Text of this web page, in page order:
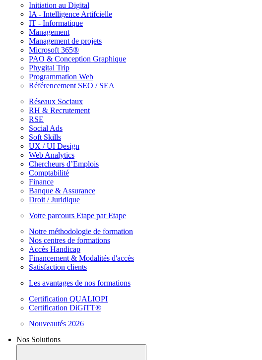
Initiation au Digital
IA - Intelligence Artifcielle
IT - Informatique
Management
Management de projets
Microsoft 365®
PAO & Conception Graphique
Phygital Trip
Programmation Web
Référencement SEO / SEA
Réseaux Sociaux
RH & Recrutement
RSE
Social Ads
Soft Skills
UX / UI Design
Web Analytics
Chercheurs d’Emplois
Comptabilité
Finance
Banque & Assurance
Droit / Juridique
Votre parcours Etape par Etape
Notre méthodologie de formation
Nos centres de formations
Accès Handicap
Financement & Modalités d'accès
Satisfaction clients
Les avantages de nos formations
Certification QUALIOPI
Certification DiGiTT®
Nouveautés 2026
Nos Solutions